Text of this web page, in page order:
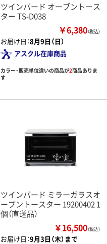
ツインバード オーブントース
ター TS-D038
￥6,380（税込）
お届け日：8月9日（日）
アスクル在庫商品
カラー・販売単位違いの商品が2商品ありま
す
ツインバード ミラーガラスオ
ーブントースター 19200402 1
個（直送品）
￥16,500（税込）
お届け日：9月3日（木）まで